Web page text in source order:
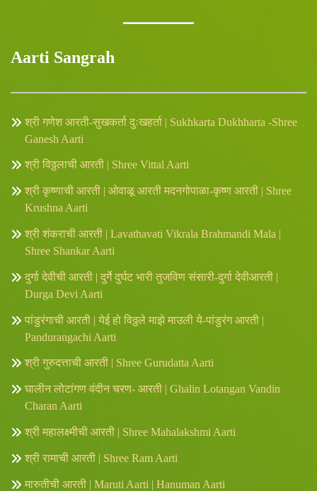
Aarti Sangrah
श्री गणेश आरती-सुखकर्ता दुःखहर्ता | Sukhkarta Dukhharta -Shree
Ganesh Aarti
श्री विठ्ठलाची आरती | Shree Vittal Aarti
श्री कृष्णाची आरती | ओवाळू आरती मदनगोपाळा-कृष्ण आरती | Shree
Krushna Aarti
श्री शंकराची आरती | Lavathavati Vikrala Brahmandi Mala |
Shree Shankar Aarti
दुर्गा देवीची आरती | दुर्गे दुर्घट भारी तुजविण संसारी-दुर्गा देवीआरती |
Durga Devi Aarti
पांडुरंगाची आरती | येई हो विठ्ठले माझे माउली ये-पांडुरंग आरती |
Pandurangachi Aarti
श्री गुरुदत्ताची आरती | Shree Gurudatta Aarti
घालीन लोटांगण वंदीन चरण- आरती | Ghalin Lotangan Vandin
Charan Aarti
श्री महालक्ष्मीची आरती | Shree Mahalakshmi Aarti
श्री रामाची आरती | Shree Ram Aarti
मारुतीची आरती | Maruti Aarti | Hanuman Aarti